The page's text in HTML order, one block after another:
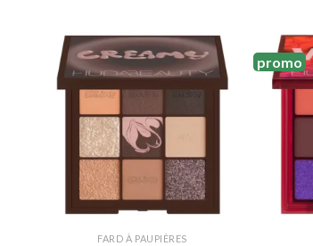
FARD À PAUPIÈRES
promo